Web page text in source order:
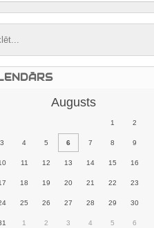
Augusts
1 2
3 4 5 6 7 8 9
11 12 13 14 15 16
18 19 20 21 22 23
25 26 27 28 29 30
1 2 3 4 5 6